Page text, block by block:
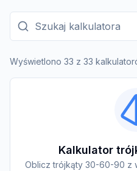
Szukaj kalkulatora
Wyświetlono 33 z 33
Kalkulator
Oblicz trójkąty 30-60-90 z